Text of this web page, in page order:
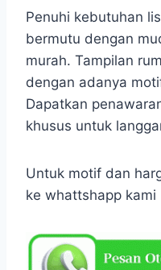
Penuhi kebutuhan
bermutu dengan
murah. Tampilan
dengan adanya
Dapatkan
khusus untuk
Untuk motif dan
ke whattshapp kami